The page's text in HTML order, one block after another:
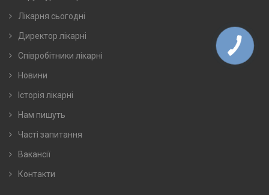
Лікарня сьогодні
Директор лікарні
Співробітники лікарні
Новини
Історія лікарні
Нам пишуть
Часті запитання
Вакансії
Контакти